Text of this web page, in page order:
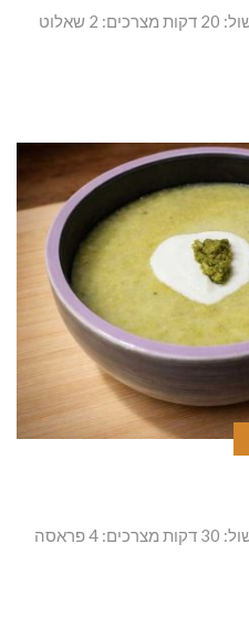
4 מנות זמן ההכנה: 15 דקת זמן בישול: 20 דקות מצרכים: 2 שאלוט
4 מנות זמן ההכנה: 10 דקת זמן בישול: 30 דקות מצרכים: 4 פראסה